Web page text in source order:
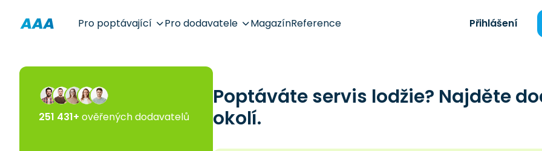
Pro poptávající Pro dodavatele MagazínReference Přihlášení
Poptáváte servis lodžie? Najděte
okolí.
251 431+ ověřených dodavatelů